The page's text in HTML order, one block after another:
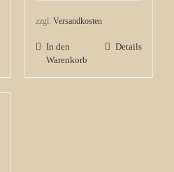
zzgl. Versandkosten
In den
Warenkorb
Details